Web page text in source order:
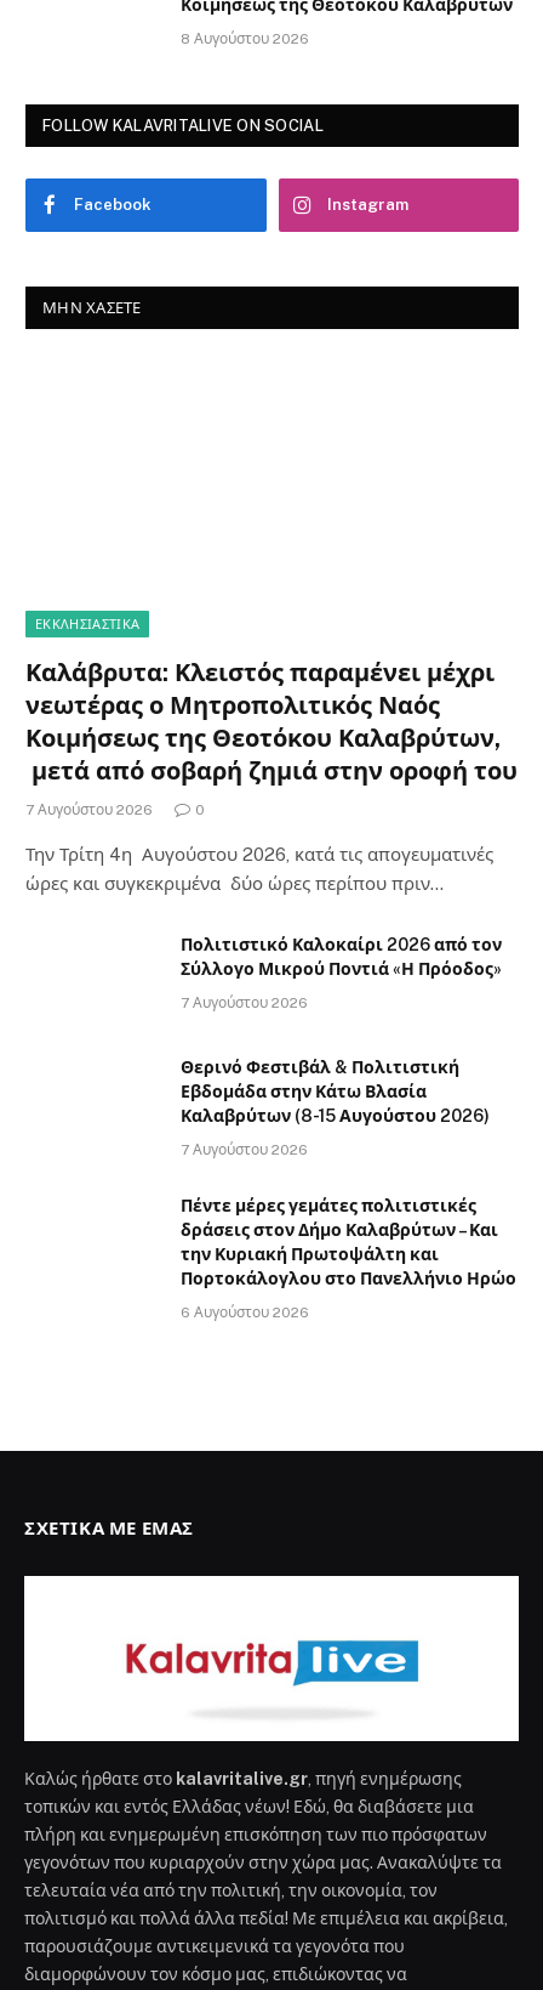
Κοιμήσεως της Θεοτόκου Καλαβρύτων
8 Αυγούστου 2026
FOLLOW KALAVRITALIVE ON SOCIAL
Facebook Instagram
ΜΗΝ ΧΆΣΕΤΕ
ΕΚΚΛΗΣΙΑΣΤΙΚΑ
Καλάβρυτα: Κλειστός παραμένει μέχρι
νεωτέρας ο Μητροπολιτικός Ναός
Κοιμήσεως της Θεοτόκου Καλαβρύτων,
μετά από σοβαρή ζημιά στην οροφή του
7 Αυγούστου 2026 0
Την Τρίτη 4η Αυγούστου 2026, κατά τις απογευματινές
ώρες και συγκεκριμένα δύο ώρες περίπου πριν…
Πολιτιστικό Καλοκαίρι 2026 από τον
Σύλλογο Μικρού Ποντιά «Η Πρόοδος»
7 Αυγούστου 2026
Θερινό Φεστιβάλ & Πολιτιστική
Εβδομάδα στην Κάτω Βλασία
Καλαβρύτων (8-15 Αυγούστου 2026)
7 Αυγούστου 2026
Πέντε μέρες γεμάτες πολιτιστικές
δράσεις στον Δήμο Καλαβρύτων – Και
την Κυριακή Πρωτοψάλτη και
Πορτοκάλογλου στο Πανελλήνιο Ηρώο
6 Αυγούστου 2026
ΣΧΕΤΙΚΆ ΜΕ ΕΜΆΣ
Καλώς ήρθατε στο kalavritalive.gr , πηγή ενημέρωσης
τοπικών και εντός Ελλάδας νέων! Εδώ, θα διαβάσετε μια
πλήρη και ενημερωμένη επισκόπηση των πιο πρόσφατων
γεγονότων που κυριαρχούν στην χώρα μας. Ανακαλύψτε τα
τελευταία νέα από την πολιτική, την οικονομία, τον
πολιτισμό και πολλά άλλα πεδία! Με επιμέλεια και ακρίβεια,
παρουσιάζουμε αντικειμενικά τα γεγονότα που
διαμορφώνουν τον κόσμο μας, επιδιώκοντας να